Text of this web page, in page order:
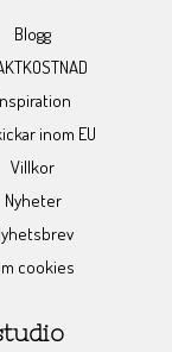
Blogg
inom EU
Villkor
Nyheter
cookies